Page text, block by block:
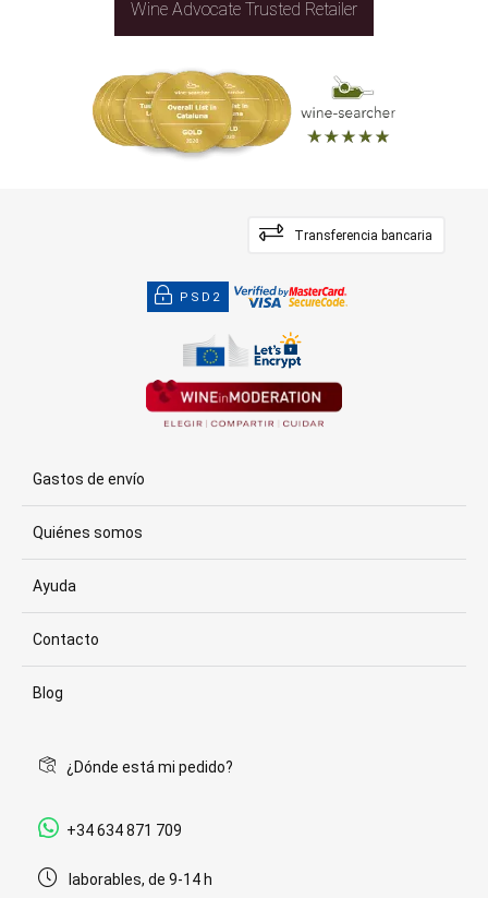
Wine Advocate Trusted Retailer
Transferencia bancaria
PSD2
Gastos de envío
Quiénes somos
Ayuda
Contacto
Blog
¿Dónde está mi pedido?
+34 634 871 709
laborables, de 9-14 h